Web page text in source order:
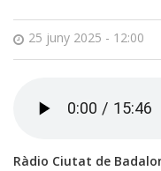
25 juny 2025 - 12:00
Ràdio Ciutat de